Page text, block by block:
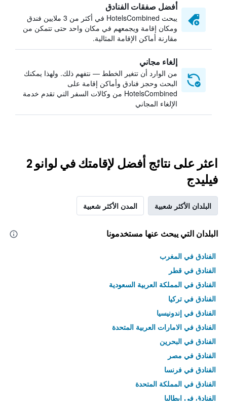
أفضل صفقات الفنادق
يبحث HotelsCombined في أكثر من 3 ملايين فندق
ومكان إقامة ويجمعهم في مكان واحد حتى تتمكن من
مقارنة أماكن الإقامة المثالية.
إلغاء مجاني
من الوارد أن تتغير الخطط — نتفهم ذلك. ولهذا يمكنك
البحث وحجز فنادق وأماكن إقامة على
HotelsCombined من وكالات السفر التي تقدم خدمة
الإلغاء المجاني
اعثر على نتائج أفضل لإقامتك في لوانو 2
فيليدج
البلدان الأكثر شعبية المدن الأكثر شعبية
البلدان التي يبحث عنها مستخدمونا
الفنادق في المغرب
الفنادق في قطر
الفنادق في المملكة العربية السعودية
الفنادق في تركيا
الفنادق في إندونيسيا
الفنادق في الامارات العربية المتحدة
الفنادق في البحرين
الفنادق في مصر
الفنادق في فرنسا
الفنادق في المملكة المتحدة
الفنادق في إيطاليا